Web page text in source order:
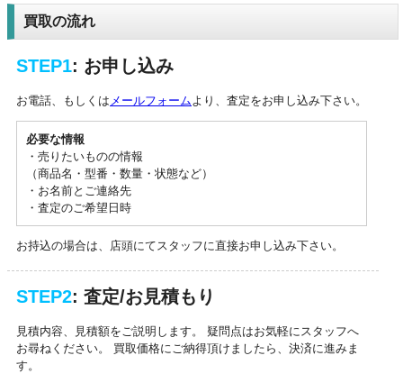
買取の流れ
STEP1: お申し込み
お電話、もしくは メールフォーム より、査定をお申し込み下さい。
必要な情報
・売りたいものの情報
（商品名・型番・数量・状態など）
・お名前とご連絡先
・査定のご希望日時
お持込の場合は、店頭にてスタッフに直接お申し込み下さい。
STEP2: 査定/お見積もり
見積内容、見積額をご説明します。 疑問点はお気軽にスタッフへ
お尋ねください。 買取価格にご納得頂けましたら、決済に進みま
す。